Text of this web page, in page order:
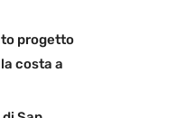
progetto
costa a